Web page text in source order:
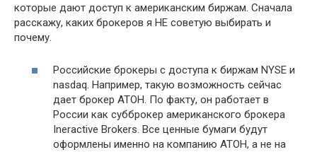
которые дают доступ к американским биржам. Сначала
расскажу, каких брокеров я НЕ советую выбирать и
почему.
Российские брокеры с доступа к биржам NYSE и
nasdaq. Например, такую возможность сейчас
дает брокер АТОН. По факту, он работает в
России как субброкер американского брокера
Ineractive Brokers. Все ценные бумаги будут
оформлены именно на компанию АТОН, а не на